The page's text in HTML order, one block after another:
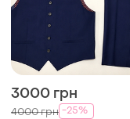
3000 грн
4000 грн -25%